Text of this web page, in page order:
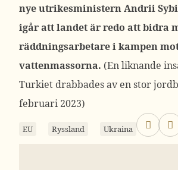
nye utrikesministern Andrii
igår att landet är redo att bidra
räddningsarbetare i kampen
vattenmassorna. (En liknande
Turkiet drabbades av en stor
februari 2023)
EU Ryssland Ukraina